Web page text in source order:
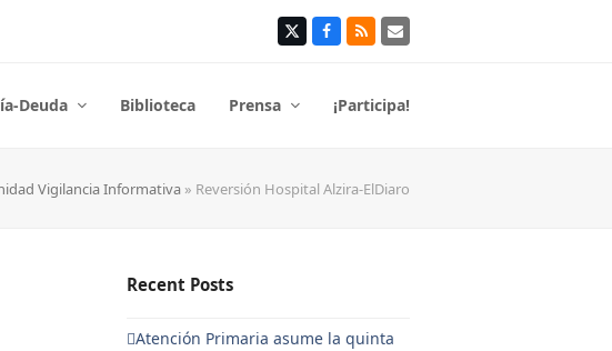
TwitterFacebook
RSS Correo
Deuda Biblioteca Prensa ¡Participa!
Vigilancia Informativa » Reversión Hospital Alzira-ElDiaro
Recent Posts
Atención Primaria asume la quinta